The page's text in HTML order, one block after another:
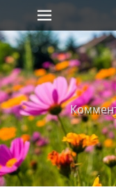
Skip
to
content
Primary Menu